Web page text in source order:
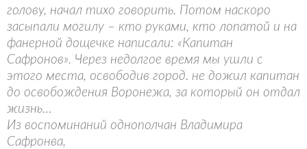
голову, начал тихо говорить. Потом наскоро
засыпали могилу – кто руками, кто лопатой и на
фанерной дощечке написали: «Капитан
Сафронов». Через недолгое время мы ушли с
этого места, освободив город. не дожил капитан
до освобождения Воронежа, за который он отдал
жизнь…
Из воспоминаний однополчан Владимира
Сафронва,